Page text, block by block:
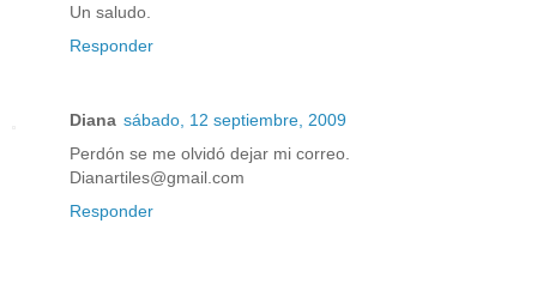
Un saludo.
Responder
Diana sábado, 12 septiembre, 2009
Perdón se me olvidó dejar mi correo.
Dianartiles@gmail.com
Responder